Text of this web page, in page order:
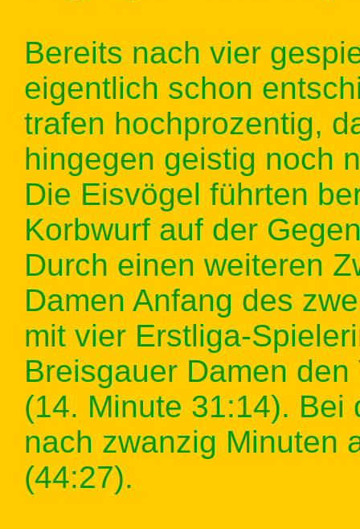
Bereits nach vier
eigentlich schon
trafen hochprozentig,
hingegen geistig noch
Die Eisvögel führten
Korbwurf auf der
Durch einen weiteren
Damen Anfang des
mit vier Erstliga-
Breisgauer Damen
(14. Minute 31:14). Bei
nach zwanzig Minuten
(44:27).